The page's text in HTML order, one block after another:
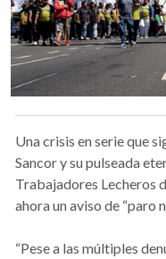
Una crisis en serie que
Sancor y su pulseada
Trabajadores Lecheros
ahora un aviso de “paro
“Pese a las múltiples